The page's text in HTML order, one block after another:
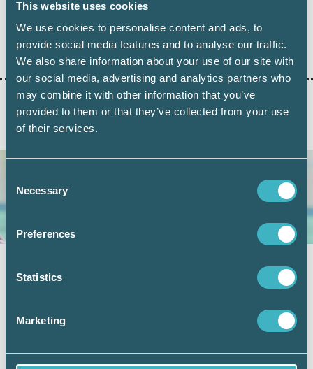
This website uses cookies
We use cookies to personalise content and ads, to
provide social media features and to analyse our traffic.
We also share information about your use of our site with
our social media, advertising and analytics partners who
may combine it with other information that you’ve
provided to them or that they’ve collected from your use
of their services.
Selection
Necessary
Preferences
Statistics
Marketing
Dela:
AKTUELLA ARTIKLAR
Sjukskrivning och semester – vad gäller?
Semester och sjukskrivning är två områden som ofta
väcker frågor hos både arbetsgivare och anställda. Inför
sommaren är det därför bra att fräscha upp kunskaperna
som semestern närmar sig